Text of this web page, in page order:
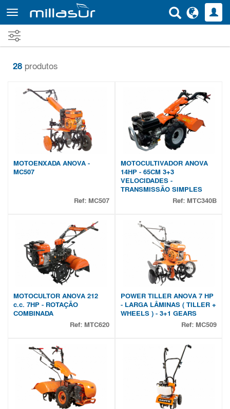
para
o
conteúdo
principal
28 produtos
MOTOENXADA ANOVA -
MC507
Ref: MC507
MOTOCULTIVADOR ANOVA
14HP - 65CM 3+3
VELOCIDADES -
TRANSMISSÃO SIMPLES
Ref: MTC340B
MOTOCULTOR ANOVA 212
c.c. 7HP - ROTAÇÃO
COMBINADA
Ref: MTC620
POWER TILLER ANOVA 7 HP
- LARGA LÂMINAS ( TILLER +
WHEELS ) - 3+1 GEARS
Ref: MC509